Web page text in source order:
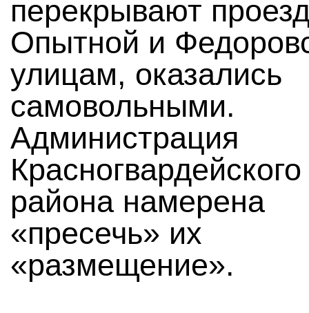
перекрывают
Опытной и
улицам, оказались
самовольными.
Администрация
Красногвардейского
района намерена
«пресечь» их
«размещение».